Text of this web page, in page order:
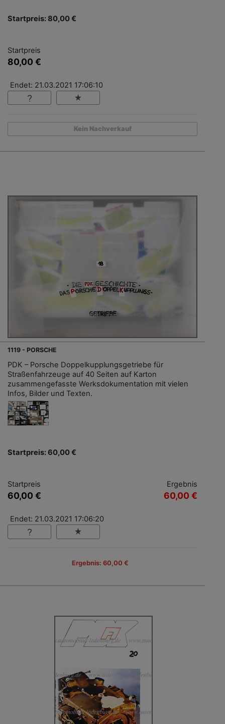
Startpreis: 80,00 €
Startpreis
80,00 €
Endet: 21.03.2021 17:06:10
Kein Nachverkauf
1119 - PORSCHE
PDK – Porsche Doppelkupplungsgetriebe für
Straßenfahrzeuge auf 40 Seiten auf Karton
zusammengefasste Werksdokumentation mit vielen
Infos, Bilder und Texten.
Startpreis: 60,00 €
Startpreis
60,00 €
Ergebnis
60,00 €
Endet: 21.03.2021 17:06:20
Ergebnis: 60,00 €